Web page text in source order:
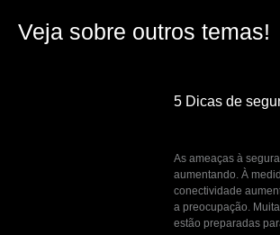
Veja sobre outros temas!
5 Dicas de
As ameaças à
aumentando. À
conectividade
a preocupação.
estão preparadas